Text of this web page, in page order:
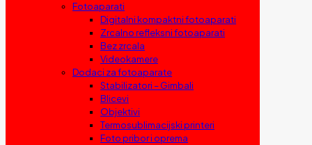
Fotoaparati
Digitalni kompaktni fotoaparati
Zrcalno refleksni fotoaparati
Bez zrcala
Videokamere
Dodaci za fotoaparate
Stabilizatori – Gimbali
Blicevi
Objektivi
Termosublimacijski printeri
Foto pribor i oprema